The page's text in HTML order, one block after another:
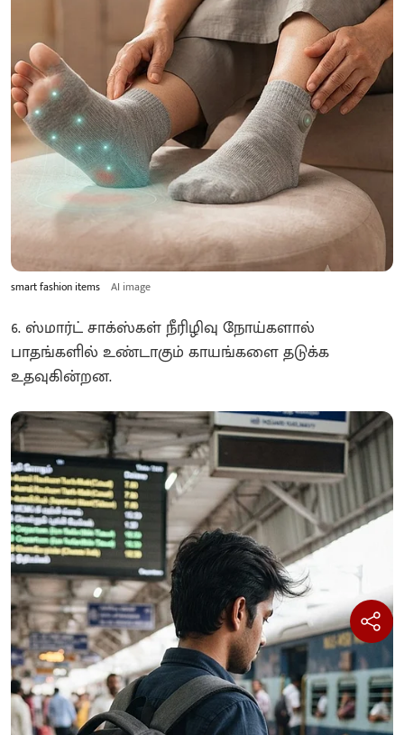
smart fashion items AI image
6. ஸ்மார்ட் சாக்ஸ்கள் நீரிழிவு நோய்களால்
பாதங்களில் உண்டாகும் காயங்களை தடுக்க
உதவுகின்றன.